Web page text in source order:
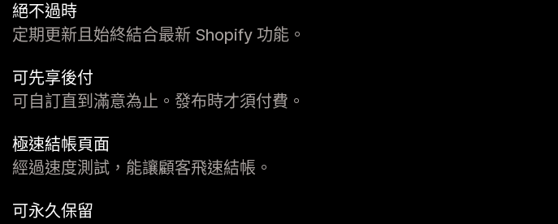
絕不過時
定期更新且始終結合最新 Shopify 功能。
可先享後付
可自訂直到滿意為止。發布時才須付費。
極速結帳頁面
經過速度測試，能讓顧客飛速結帳。
可永久保留